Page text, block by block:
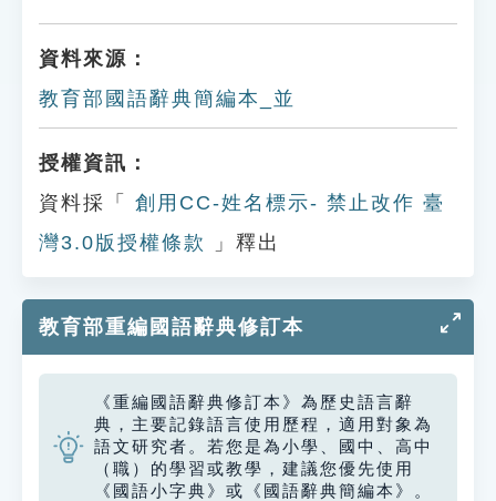
資料來源：
教育部國語辭典簡編本_並
授權資訊：
資料採「
創用CC-姓名標示- 禁止改作 臺
灣3.0版授權條款
」釋出
教育部重編國語辭典修訂本
《重編國語辭典修訂本》為歷史語言辭
典，主要記錄語言使用歷程，適用對象為
語文研究者。若您是為小學、國中、高中
（職）的學習或教學，建議您優先使用
《國語小字典》或《國語辭典簡編本》。